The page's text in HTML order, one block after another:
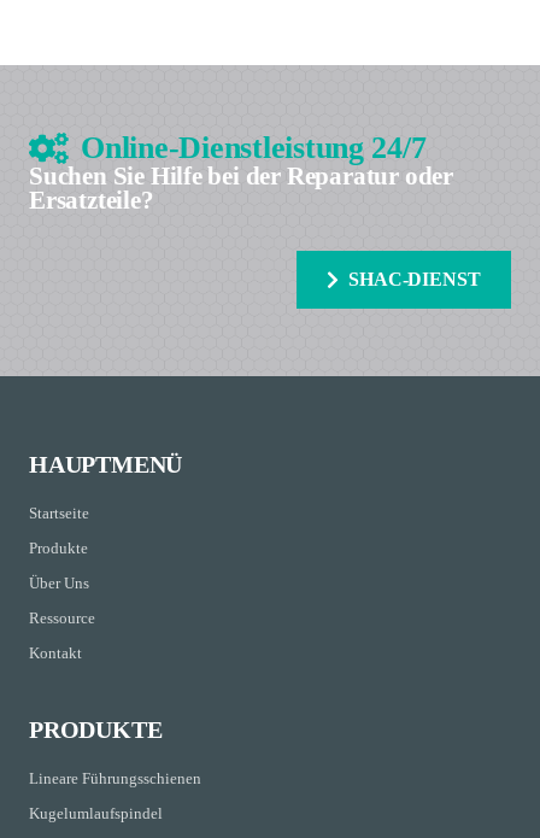
Online-Dienstleistung 24/7
Suchen Sie Hilfe bei der Reparatur oder
Ersatzteile?
SHAC-DIENST
HAUPTMENÜ
Startseite
Produkte
Über Uns
Ressource
Kontakt
PRODUKTE
Lineare Führungsschienen
Kugelumlaufspindel